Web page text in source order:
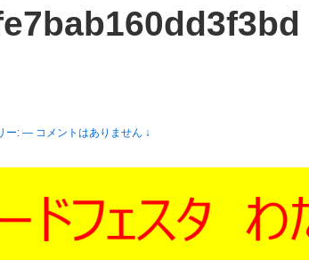
ー: — コメントはありません ↓